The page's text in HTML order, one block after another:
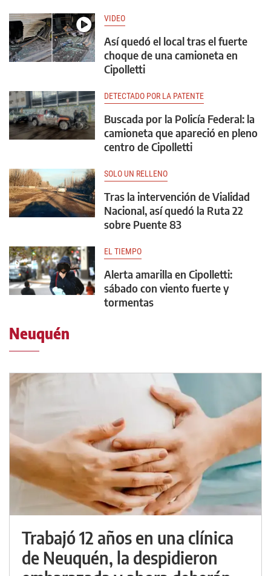
VIDEO
Así quedó el local tras el fuerte
choque de una camioneta en
Cipolletti
DETECTADO POR LA PATENTE
Buscada por la Policía Federal: la
camioneta que apareció en pleno
centro de Cipolletti
SOLO UN RELLENO
Tras la intervención de Vialidad
Nacional, así quedó la Ruta 22
sobre Puente 83
EL TIEMPO
Alerta amarilla en Cipolletti:
sábado con viento fuerte y
tormentas
Neuquén
Trabajó 12 años en una clínica
de Neuquén, la despidieron